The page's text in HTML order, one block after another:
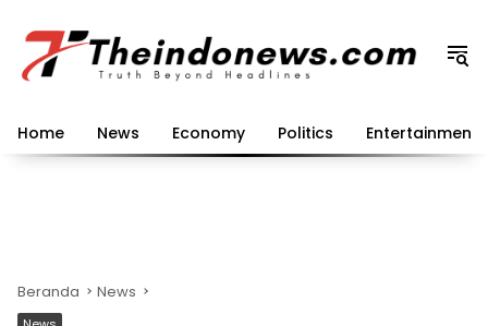
konten
Home News Economy Politics Entertainment
Beranda News